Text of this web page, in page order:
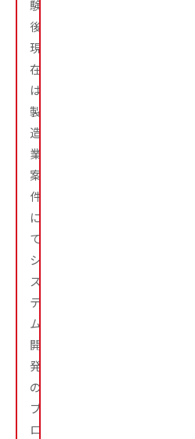
験
後、
現
在
は
製
造
業
案
件
に
て
シ
ス
テ
ム
開
発
の
プ
ロ